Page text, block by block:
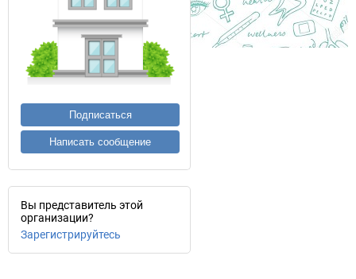
Подписаться
Написать сообщение
Вы представитель этой
организации?
Зарегистрируйтесь